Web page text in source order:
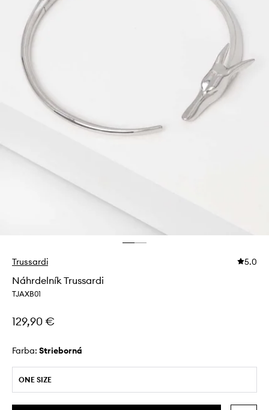
Trussardi 5.0
Náhrdelník Trussardi
TJAXB01
129,90 €
Farba: strieborná
ONE SIZE